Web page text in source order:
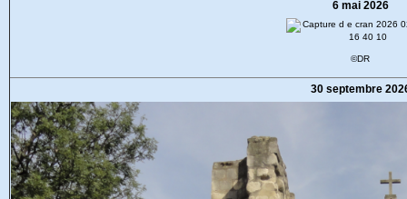
6 mai 2026
©DR
30 septembre